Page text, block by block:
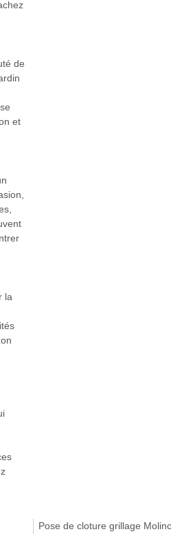
de
et
la
Pose de cloture grillage